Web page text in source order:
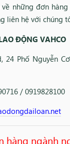
những đơn
liên hệ với chúng
ĐỘNG VAHCO
24 Phố Nguyễn
/ 0919828100
hàng ngành